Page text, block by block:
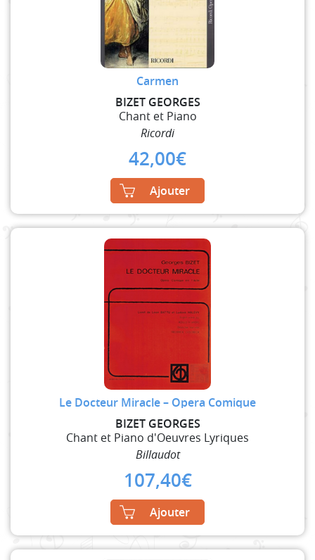
Carmen
BIZET GEORGES
Chant et Piano
Ricordi
42,00€
Ajouter
Le Docteur Miracle – Opera Comique
BIZET GEORGES
Chant et Piano d'Oeuvres Lyriques
Billaudot
107,40€
Ajouter